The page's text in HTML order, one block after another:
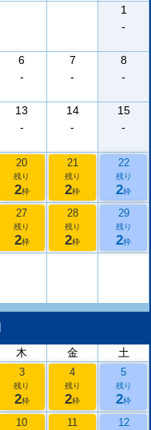
1
-
6
-
7
-
8
-
13
-
14
-
15
-
20
残り
2枠
21
残り
2枠
22
残り
2枠
27
残り
2枠
28
残り
2枠
29
残り
2枠
木 金
土
3
残り
2枠
4
残り
2枠
5
残り
2枠
10 11 12